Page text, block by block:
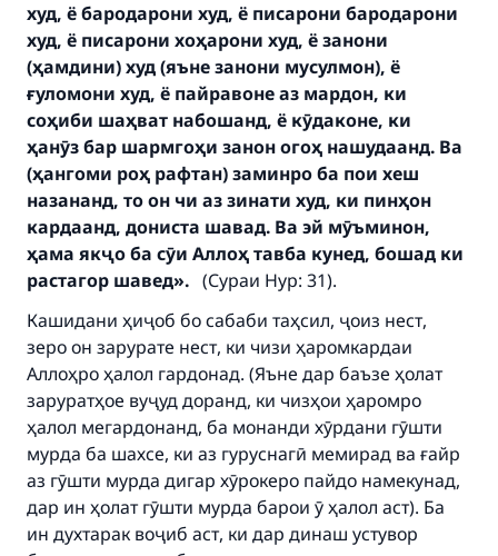
худ, ё бародарони худ, ё писарони бародарони
худ, ё писарони хоҳарони худ, ё занони
(ҳамдини) худ (яъне занони мусулмон), ё
ғуломони худ, ё пайравоне аз мардон, ки
соҳиби шаҳват набошанд, ё кӯдаконе, ки
ҳанӯз бар шармгоҳи занон огоҳ нашудаанд. Ва
(ҳангоми роҳ рафтан) заминро ба пои хеш
назананд, то он чи аз зинати худ, ки пинҳон
кардаанд, дониста шавад. Ва эй мӯъминон,
ҳама якҷо ба сӯи Аллоҳ тавба кунед, бошад ки
растагор шавед». (Сураи Нур: 31).
Кашидани ҳиҷоб бо сабаби таҳсил, ҷоиз нест,
зеро он зарурате нест, ки чизи ҳаромкардаи
Аллоҳро ҳалол гардонад. (Яъне дар баъзе ҳолат
заруратҳое вуҷуд доранд, ки чизҳои ҳаромро
ҳалол мегардонанд, ба монанди хӯрдани гӯшти
мурда ба шахсе, ки аз гуруснагӣ мемирад ва ғайр
аз гӯшти мурда дигар хӯрокеро пайдо намекунад,
дар ин ҳолат гӯшти мурда барои ӯ ҳалол аст). Ба
ин духтарак воҷиб аст, ки дар динаш устувор
Make an impact on millions of lives
with your contribution today
Your support is crucial for our mission.
The Prophet (ﷺ) said:
"A person who leads others to doing what is
good will earn the same reward as those who
do it."
(MUSLIM, 1893)
Support IslamQA